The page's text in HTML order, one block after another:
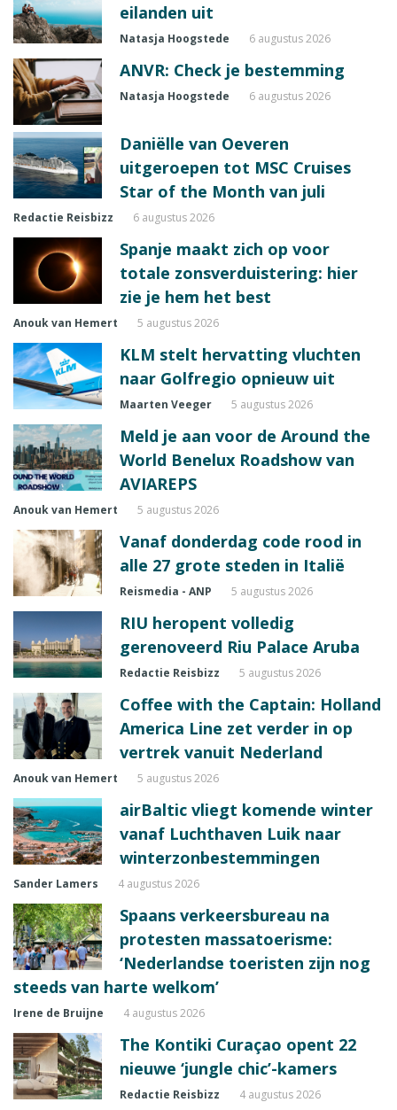
eilanden uit
Natasja Hoogstede 6 augustus 2026
ANVR: Check je bestemming
Natasja Hoogstede 6 augustus 2026
Daniëlle van Oeveren
uitgeroepen tot MSC Cruises
Star of the Month van juli
Redactie Reisbizz 6 augustus 2026
Spanje maakt zich op voor
totale zonsverduistering: hier
zie je hem het best
Anouk van Hemert 5 augustus 2026
KLM stelt hervatting vluchten
naar Golfregio opnieuw uit
Maarten Veeger 5 augustus 2026
Meld je aan voor de Around the
World Benelux Roadshow van
AVIAREPS
Anouk van Hemert 5 augustus 2026
Vanaf donderdag code rood in
alle 27 grote steden in Italië
Reismedia - ANP 5 augustus 2026
RIU heropent volledig
gerenoveerd Riu Palace Aruba
Redactie Reisbizz 5 augustus 2026
Coffee with the Captain: Holland
America Line zet verder in op
vertrek vanuit Nederland
Anouk van Hemert 5 augustus 2026
airBaltic vliegt komende winter
vanaf Luchthaven Luik naar
winterzonbestemmingen
Sander Lamers 4 augustus 2026
Spaans verkeersbureau na
protesten massatoerisme:
‘Nederlandse toeristen zijn nog
steeds van harte welkom’
Irene de Bruijne 4 augustus 2026
The Kontiki Curaçao opent 22
nieuwe ‘jungle chic’-kamers
Redactie Reisbizz 4 augustus 2026